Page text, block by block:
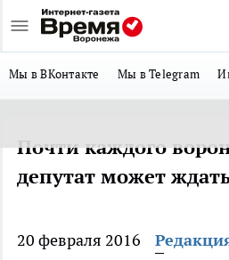
Мы в ВКонтакте Мы в Telegram
Почти каждого
депутат может
20 февраля 2016